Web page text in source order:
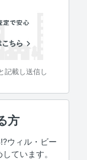
記載し送信し
方
ウィル・ビー
ています。